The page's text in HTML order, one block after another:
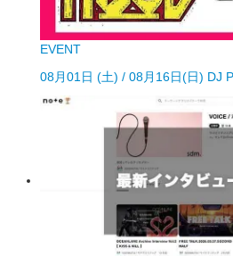
EVENT
08月01日 (土) / 08月16日(日) DJ